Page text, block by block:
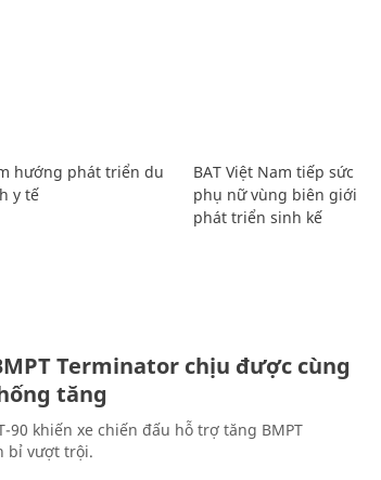
hướng phát triển du
y tế
BAT Việt Nam tiếp sức
phụ nữ vùng biên giới
phát triển sinh kế
Terminator chịu được cùng
tăng
90 khiến xe chiến đấu hỗ trợ tăng BMPT
bỉ vượt trội.